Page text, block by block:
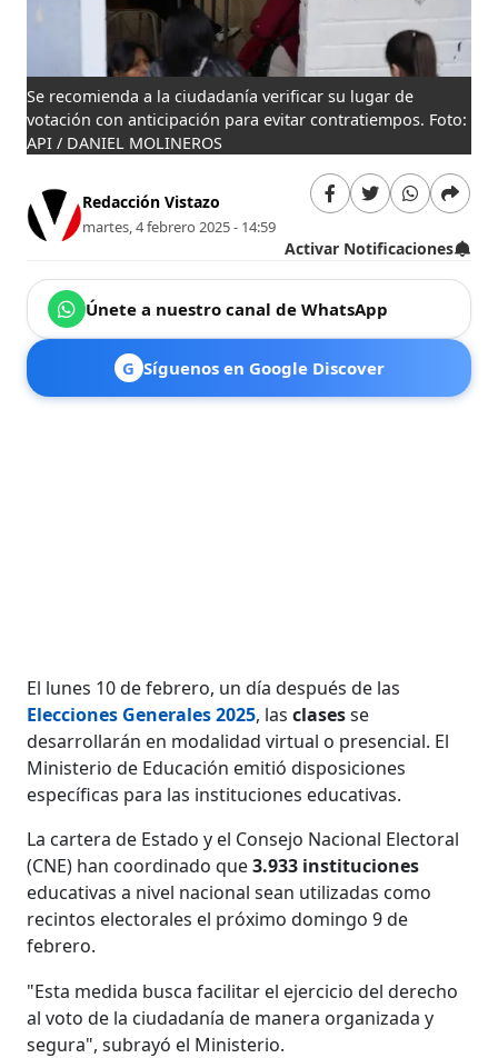
Se recomienda a la ciudadanía verificar su lugar de
votación con anticipación para evitar contratiempos. Foto:
API / DANIEL MOLINEROS
Redacción Vistazo
martes, 4 febrero 2025 - 14:59
Activar Notificaciones
Únete a nuestro canal de WhatsApp
G Síguenos en Google Discover
El lunes 10 de febrero, un día después de las
Elecciones Generales 2025, lasclasesse
desarrollarán en modalidad virtual o presencial. El
Ministerio de Educación emitió disposiciones
específicas para las instituciones educativas.
La cartera de Estado y el Consejo Nacional Electoral
(CNE) han coordinado que3.933 instituciones
educativas a nivel nacional sean utilizadas como
recintos electorales el próximo domingo 9 de
febrero.
"Esta medida busca facilitar el ejercicio del derecho
al voto de la ciudadanía de manera organizada y
segura", subrayó el Ministerio.